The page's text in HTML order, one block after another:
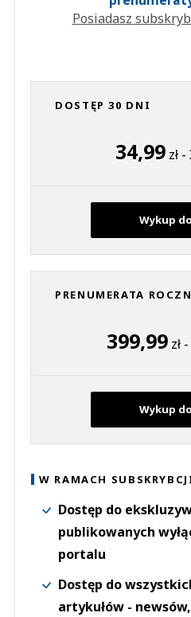
Posiadasz
DOSTĘP 30 DNI
34,99 zł
Wykup
PRENUMERATA
399,99zł
Wykup
W RAMACH
Dostęp do
publikowanych
portalu
Dostęp do
artykułów -